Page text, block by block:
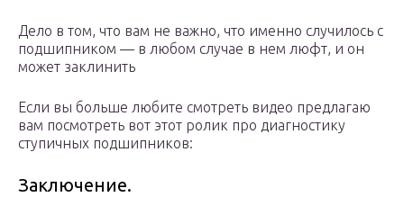
Дело в том, что вам не важно, что именно случилось с
подшипником — в любом случае в нем люфт, и он
может заклинить
Если вы больше любите смотреть видео предлагаю
вам посмотреть вот этот ролик про диагностику
ступичных подшипников:
Заключение.